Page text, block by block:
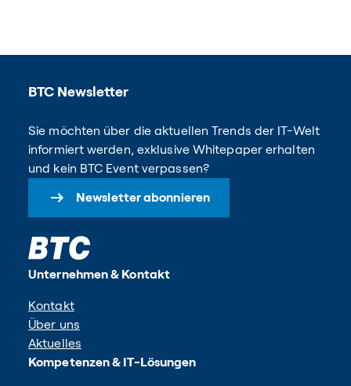
BTC Newsletter
Sie möchten über die aktuellen Trends der IT-Welt
informiert werden, exklusive Whitepaper erhalten
und kein BTC Event verpassen?
Newsletter abonnieren
Unternehmen & Kontakt
Kontakt
Über uns
Aktuelles
Kompetenzen & IT-Lösungen